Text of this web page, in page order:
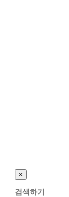
×
검색하기